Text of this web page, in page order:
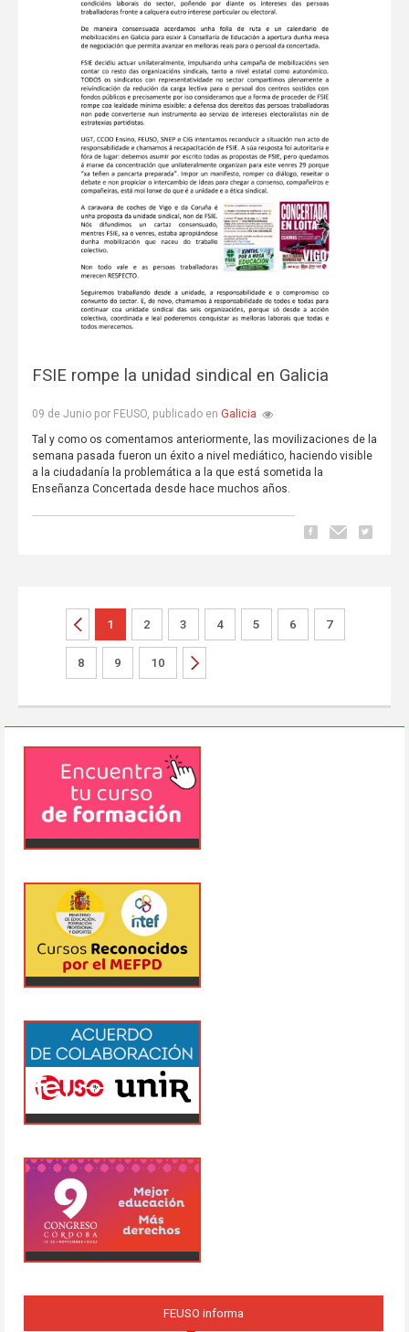
FSIE rompe la unidad sindical en Galicia
09 de Junio por FEUSO, publicado en Galicia
Tal y como os comentamos anteriormente, las movilizaciones de la
semana pasada fueron un éxito a nivel mediático, haciendo visible
a la ciudadanía la problemática a la que está sometida la
Enseñanza Concertada desde hace muchos años.
1 2 3 4 5 6 7
8 9 10
FEUSO informa